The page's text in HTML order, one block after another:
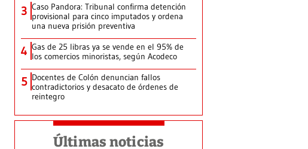
3 Caso Pandora: Tribunal confirma detención
provisional para cinco imputados y ordena
una nueva prisión preventiva
4 Gas de 25 libras ya se vende en el 95% de
los comercios minoristas, según Acodeco
5 Docentes de Colón denuncian fallos
contradictorios y desacato de órdenes de
reintegro
Últimas noticias